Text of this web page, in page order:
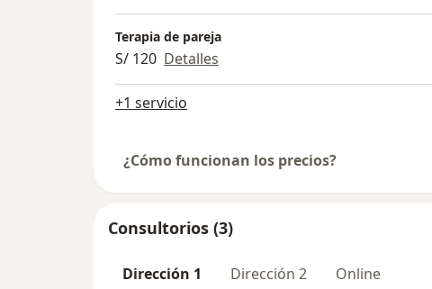
Terapia de pareja
S/ 120 Detalles
+1 servicio
¿Cómo funcionan los precios?
Consultorios (3)
Dirección 1 Dirección 2 Online